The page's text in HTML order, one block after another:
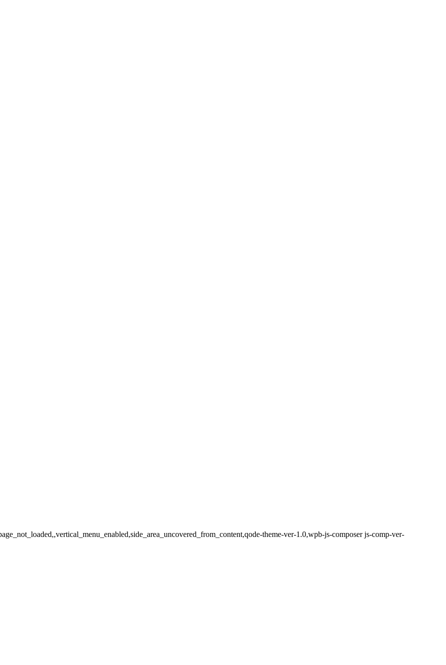
theme-ver-1.0,wpb-js-composer js-comp-ver-